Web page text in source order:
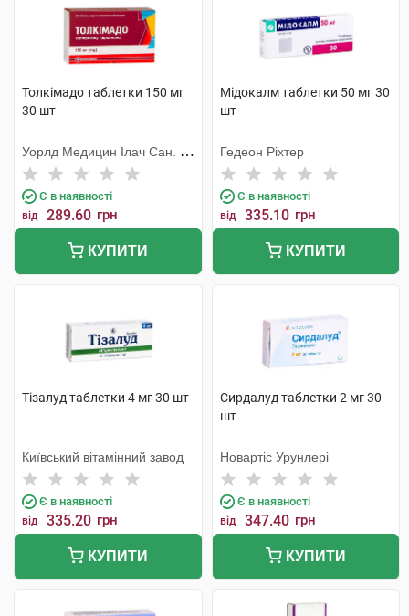
Толкімадо таблетки 150 мг
30 шт
Уорлд Медицин Ілач Сан. Ве
Тідж
Є в наявності
від 289.60 грн
КУПИТИ
Мідокалм таблетки 50 мг 30
шт
Гедеон Ріхтер
Є в наявності
від 335.10 грн
КУПИТИ
Тізалуд таблетки 4 мг 30 шт
Київський вітамінний завод
Є в наявності
від 335.20 грн
КУПИТИ
Сирдалуд таблетки 2 мг 30
шт
Новартіс Урунлері
Є в наявності
від 347.40 грн
КУПИТИ